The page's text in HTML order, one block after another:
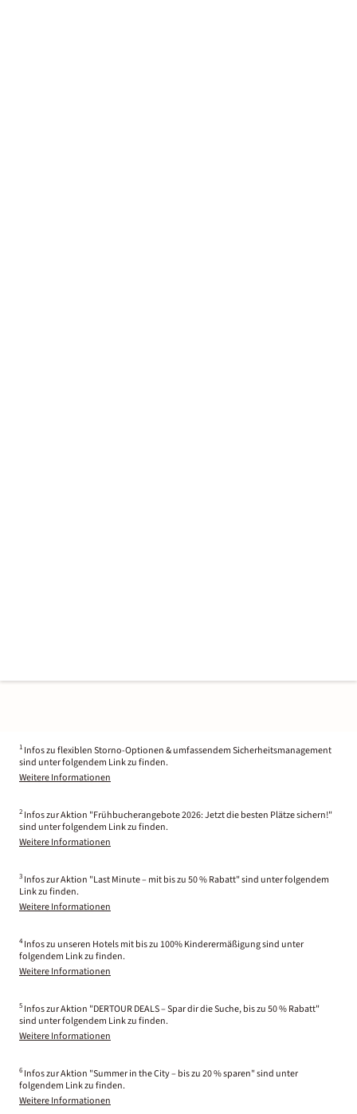
1 Infos zu flexiblen Storno-Optionen & umfassendem Sicherheitsmanagement
sind unter folgendem Link zu finden.
Weitere Informationen
2 Infos zur Aktion "Frühbucherangebote 2026: Jetzt die besten Plätze sichern!"
sind unter folgendem Link zu finden.
Weitere Informationen
3 Infos zur Aktion "Last Minute – mit bis zu 50 % Rabatt" sind unter folgendem
Link zu finden.
Weitere Informationen
4 Infos zu unseren Hotels mit bis zu 100% Kinderermäßigung sind unter
folgendem Link zu finden.
Weitere Informationen
5 Infos zur Aktion "DERTOUR DEALS – Spar dir die Suche, bis zu 50 % Rabatt"
sind unter folgendem Link zu finden.
Weitere Informationen
6 Infos zur Aktion "Summer in the City – bis zu 20 % sparen" sind unter
folgendem Link zu finden.
Weitere Informationen